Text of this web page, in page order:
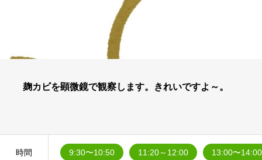
麹カビを顕微鏡で観察します。きれいですよ～。
時間 9:30〜10:50 11:20～12:00 13:00〜14:00